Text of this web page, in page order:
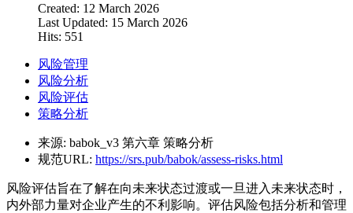
Created: 12 March 2026
Last Updated: 15 March 2026
Hits: 551
风险管理
风险分析
风险评估
策略分析
来源: babok_v3 第六章 策略分析
规范URL: https://srs.pub/babok/assess-risks.html
风险评估旨在了解在向未来状态过渡或一旦进入未来状态时，
内外部力量对企业产生的不利影响。评估风险包括分析和管理